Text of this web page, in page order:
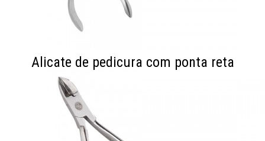
Alicate de pedicura com ponta reta